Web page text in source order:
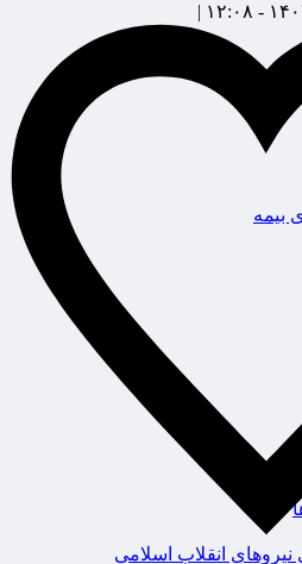
بیمه
نیروهای انقلاب اسلامی